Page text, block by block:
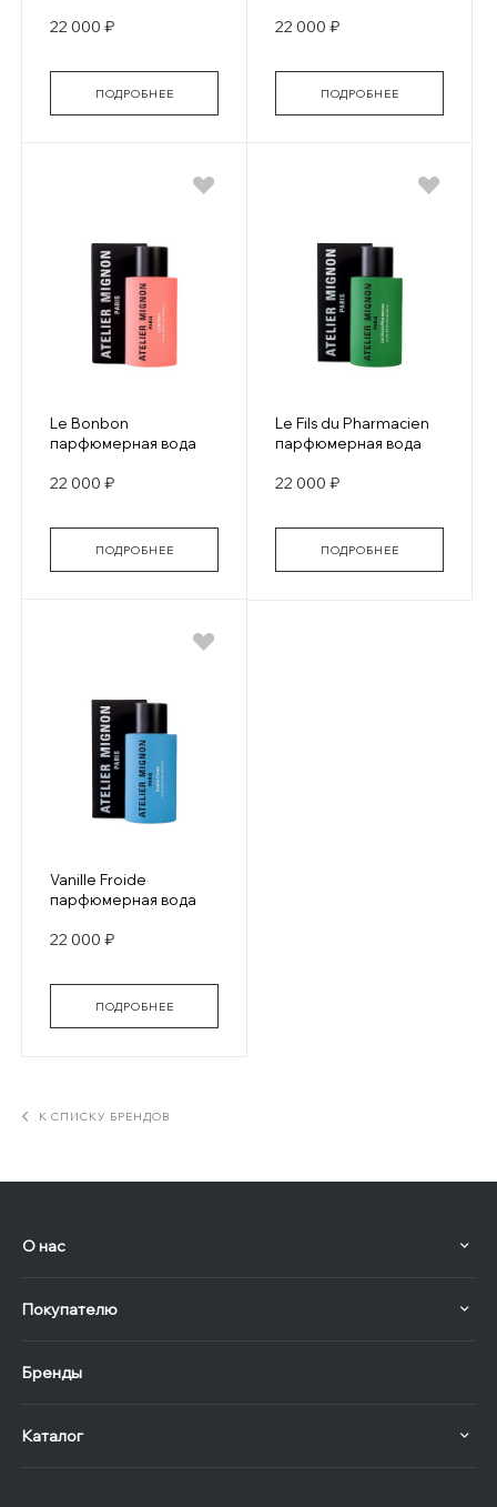
22 000 ₽
ПОДРОБНЕЕ
22 000 ₽
ПОДРОБНЕЕ
Le Bonbon
парфюмерная вода
22 000 ₽
ПОДРОБНЕЕ
Le Fils du Pharmacien
парфюмерная вода
22 000 ₽
ПОДРОБНЕЕ
Vanille Froide
парфюмерная вода
22 000 ₽
ПОДРОБНЕЕ
К СПИСКУ БРЕНДОВ
О нас
Покупателю
Бренды
Каталог